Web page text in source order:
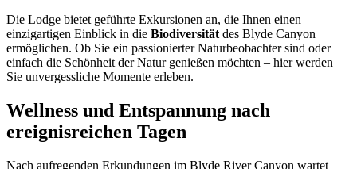
Die Lodge bietet geführte Exkursionen an, die Ihnen einen
einzigartigen Einblick in die Biodiversität des Blyde Canyon
ermöglichen. Ob Sie ein passionierter Naturbeobachter sind oder
einfach die Schönheit der Natur genießen möchten – hier werden
Sie unvergessliche Momente erleben.
Wellness und Entspannung nach
ereignisreichen Tagen
Nach aufregenden Erkundungen im Blyde River Canyon wartet